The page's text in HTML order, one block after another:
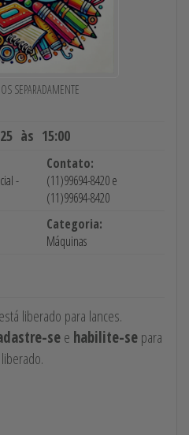
SEPARADAMENTE
às 15:00
-
Contato:
(11)99694-8420 e
(11)99694-8420
Categoria:
Máquinas
liberado para lances.
see habilite-separa